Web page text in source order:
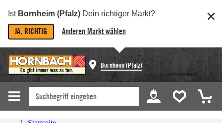
Ist Bornheim (Pfalz) Dein richtiger Markt?
JA, RICHTIG Anderen Markt wählen
Bornheim (Pfalz)